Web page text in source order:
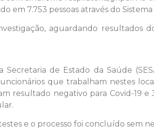
em 7.753 pessoas através do
aguardando resultados
de Estado da Saúde
que trabalham nestes
resultado negativo para Covid-19
e o processo foi concluído sem